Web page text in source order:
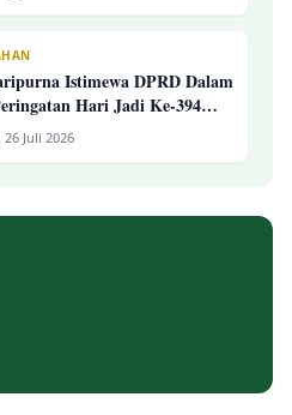
Istimewa DPRD Dalam
Hari Jadi Ke-394
Juli 2026